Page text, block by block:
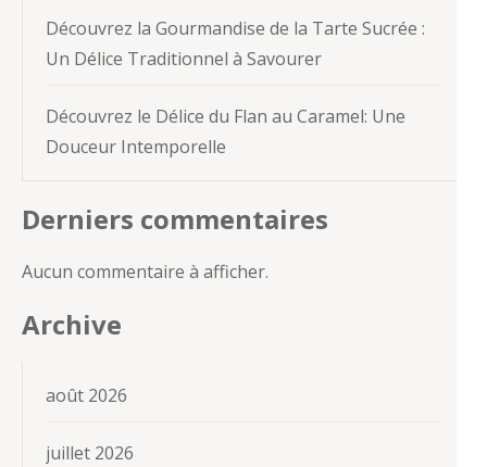
Découvrez la Gourmandise de la Tarte Sucrée :
Un Délice Traditionnel à Savourer
Découvrez le Délice du Flan au Caramel: Une
Douceur Intemporelle
Derniers commentaires
Aucun commentaire à afficher.
Archive
août 2026
juillet 2026